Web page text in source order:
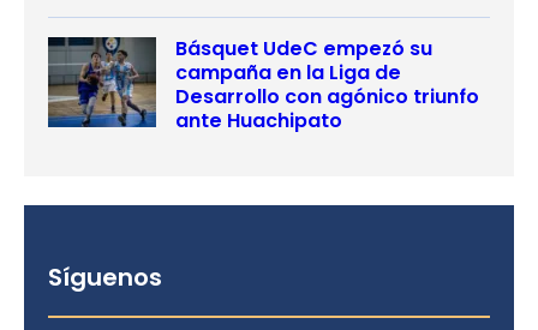
Básquet UdeC empezó su
campaña en la Liga de
Desarrollo con agónico triunfo
ante Huachipato
Síguenos